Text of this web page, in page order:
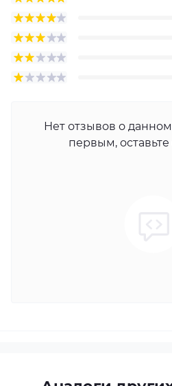
Нет отзывов о данном
первым,